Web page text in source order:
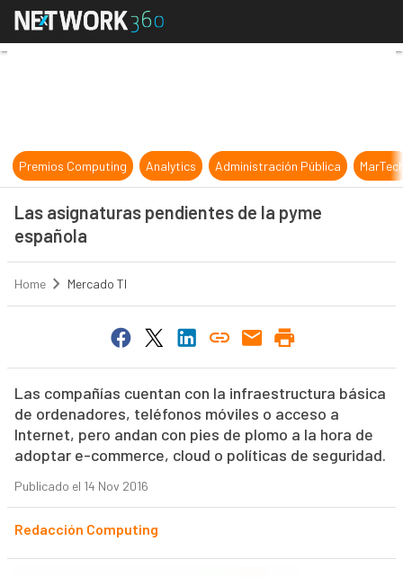
Las asignaturas pendientes de la
Premios Computing Analytics Administración Pública
Las asignaturas pendientes de la pyme
española
Home Mercado TI
Las compañías cuentan con la infraestructura básica
de ordenadores, teléfonos móviles o acceso a
Internet, pero andan con pies de plomo a la hora de
adoptar e-commerce, cloud o políticas de seguridad.
Publicado el 14 Nov 2016
Redacción Computing